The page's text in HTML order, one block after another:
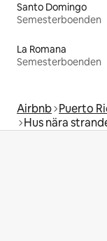
Santo Domingo
Semesterboenden
La Romana
Semesterboenden
Airbnb Puerto
Hus nära